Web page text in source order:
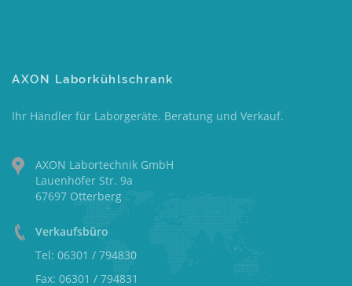
AXON Laborkühlschrank
Ihr Händler für Laborgeräte. Beratung und Verkauf.
AXON Labortechnik GmbH
Lauenhöfer Str. 9a
67697 Otterberg
Verkaufsbüro
Tel: 06301 / 794830
Fax: 06301 / 794831